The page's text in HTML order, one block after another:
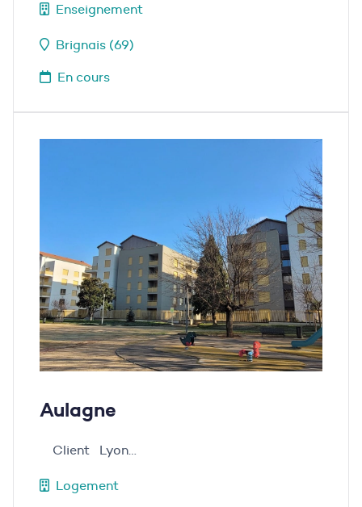
Enseignement
Brignais (69)
En cours
Aulagne
Client Lyon…
Logement